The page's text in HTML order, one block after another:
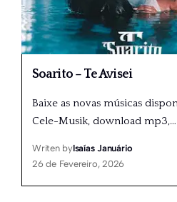
Soarito – Te Avisei
Baixe as novas músicas
Cele-Musik, download mp3,…
Writen byIsaías Januário
26 de Fevereiro, 2026